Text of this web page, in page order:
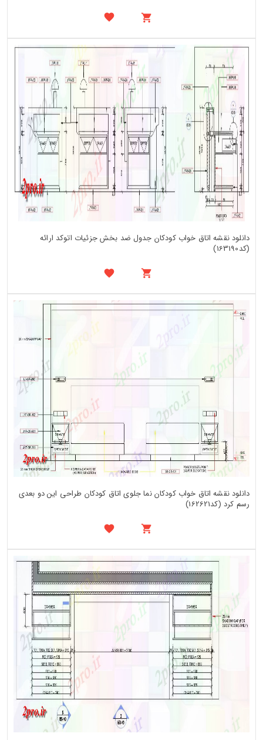
دانلود نقشه اتاق خواب کودکان جدول ضد بخش جزئیات اتوکد ارائه
(کد163190)
دانلود نقشه اتاق خواب کودکان نما جلوی اتاق کودکان طراحی این دو بعدی
رسم کرد (کد162621)